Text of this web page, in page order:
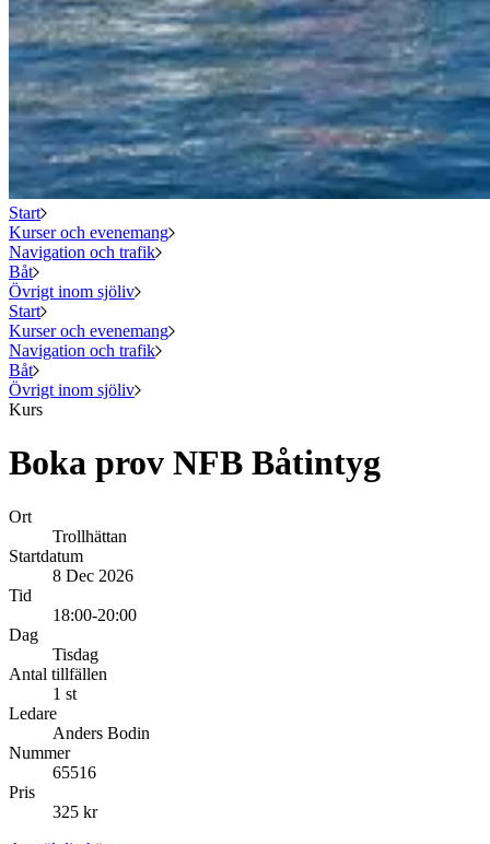
Start
Kurser och evenemang
Navigation och trafik
Båt
Övrigt inom sjöliv
Start
Kurser och evenemang
Navigation och trafik
Båt
Övrigt inom sjöliv
Kurs
Boka prov NFB Båtintyg
Ort
Trollhättan
Startdatum
8 Dec 2026
Tid
18:00-20:00
Dag
Tisdag
Antal tillfällen
1 st
Ledare
Anders Bodin
Nummer
65516
Pris
325 kr